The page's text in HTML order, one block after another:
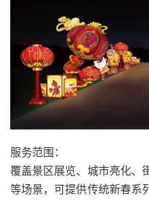
服务范围：
覆盖景区展览、城市亮化、
等场景，可提供传统新春系